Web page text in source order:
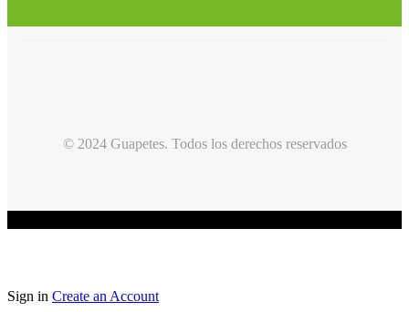
© 2024 Guapetes. Todos los derechos reservados
Sign in Create an Account